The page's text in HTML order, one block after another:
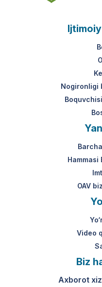
asosi nima?
(1-ilova, 6-
jumladan,
Ushbu
O‘zbekiston
hamda
to‘g‘risidagi
Nogironligi
Hammasi
OAV
Video
Biz
Axborot